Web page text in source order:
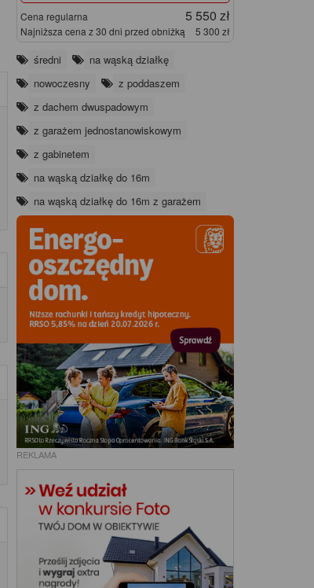
Cena regularna 5 550 zł
Najniższa cena z 30 dni przed obniżką 5 300 zł
średni
na wąską działkę
nowoczesny
z poddaszem
z dachem dwuspadowym
z garażem jednostanowiskowym
z gabinetem
na wąską działkę do 16m
na wąską działkę do 16m z garażem
REKLAMA